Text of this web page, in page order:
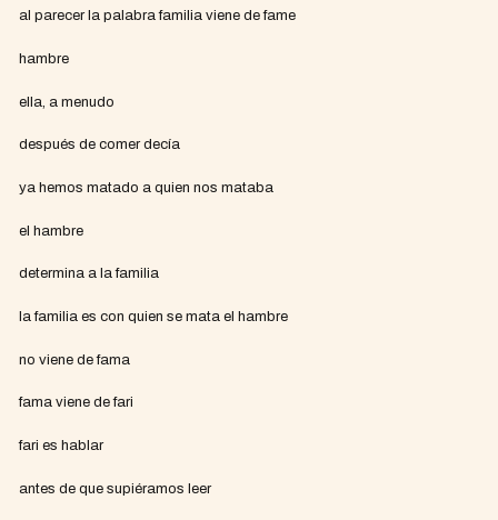
al parecer la palabra familia viene de fame
hambre
ella, a menudo
después de comer decía
ya hemos matado a quien nos mataba
el hambre
determina a la familia
la familia es con quien se mata el hambre
no viene de fama
fama viene de fari
fari es hablar
antes de que supiéramos leer